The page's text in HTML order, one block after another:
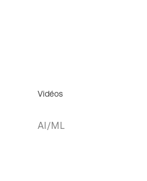
Vidéos
AI/ML